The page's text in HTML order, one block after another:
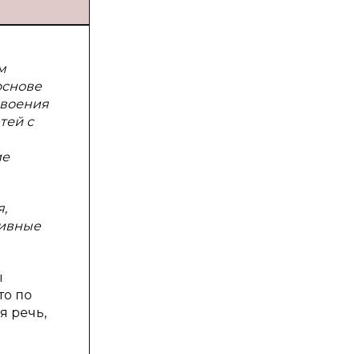
с
по
речь,